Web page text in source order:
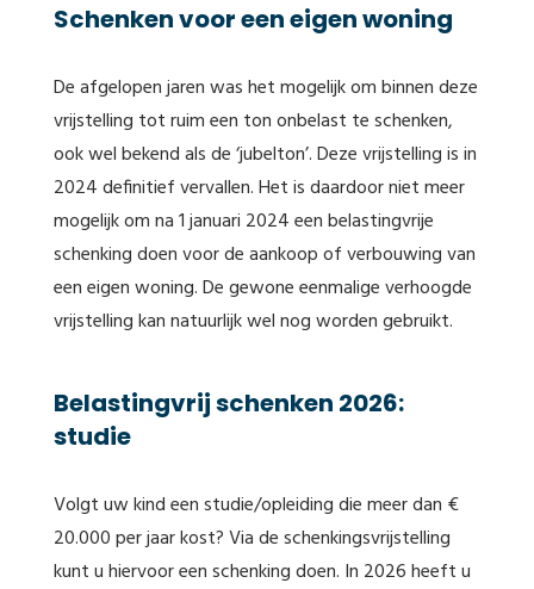
Schenken voor een eigen woning
De afgelopen jaren was het mogelijk om binnen deze
vrijstelling tot ruim een ton onbelast te schenken,
ook wel bekend als de ‘jubelton’. Deze vrijstelling is in
2024 definitief vervallen. Het is daardoor niet meer
mogelijk om na 1 januari 2024 een belastingvrije
schenking doen voor de aankoop of verbouwing van
een eigen woning. De gewone eenmalige verhoogde
vrijstelling kan natuurlijk wel nog worden gebruikt.
Belastingvrij schenken 2026:
studie
Volgt uw kind een studie/opleiding die meer dan €
20.000 per jaar kost? Via de schenkingsvrijstelling
kunt u hiervoor een schenking doen. In 2026 heeft u